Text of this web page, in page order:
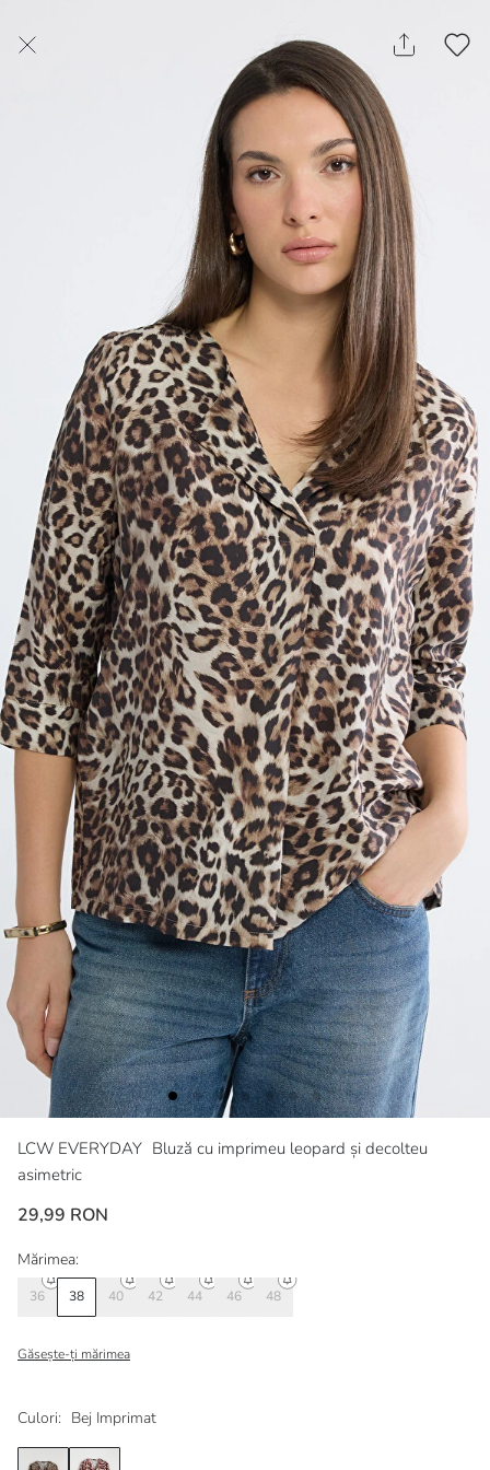
LCW EVERYDAY Bluză cu imprimeu leopard și decolteu
asimetric
29,99 RON
Culori: Bej Imprimat
Mărimea:
36 38 40 42 44 46 48
Găsește-ți mărimea